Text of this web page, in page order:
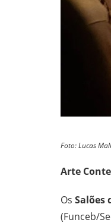
Foto: Lucas
Arte
Os Salões
(Funceb/